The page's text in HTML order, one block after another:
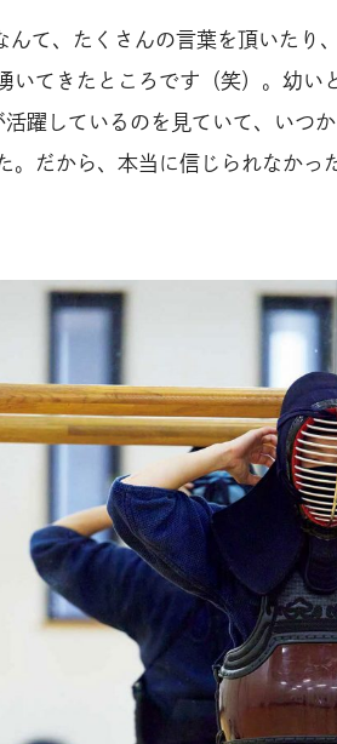
んて、たくさんの言葉を頂いたり
いてきたところです（笑）。幼い
躍しているのを見ていて、いつ
。だから、本当に信じられなかっ